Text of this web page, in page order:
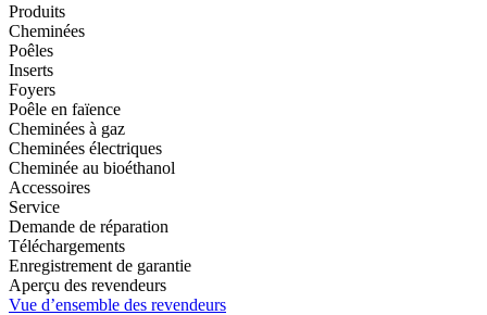
Produits
Cheminées
Poêles
Inserts
Foyers
Poêle en faïence
Cheminées à gaz
Cheminées électriques
Cheminée au bioéthanol
Accessoires
Service
Demande de réparation
Téléchargements
Enregistrement de garantie
Aperçu des revendeurs
Vue d’ensemble des revendeurs